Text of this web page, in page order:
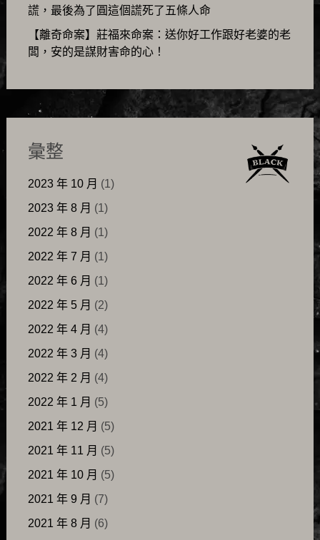
謊，最後為了圓這個謊死了五條人命
【離奇命案】莊福來命案：送你好工作跟好老婆的老
闆，安的是謀財害命的心！
彙整
2023 年 10 月 (1)
2023 年 8 月 (1)
2022 年 8 月 (1)
2022 年 7 月 (1)
2022 年 6 月 (1)
2022 年 5 月 (2)
2022 年 4 月 (4)
2022 年 3 月 (4)
2022 年 2 月 (4)
2022 年 1 月 (5)
2021 年 12 月 (5)
2021 年 11 月 (5)
2021 年 10 月 (5)
2021 年 9 月 (7)
2021 年 8 月 (6)